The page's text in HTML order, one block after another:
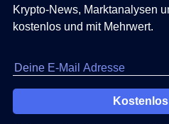
Krypto-News, Marktanalysen
kostenlos und mit Mehrwert.